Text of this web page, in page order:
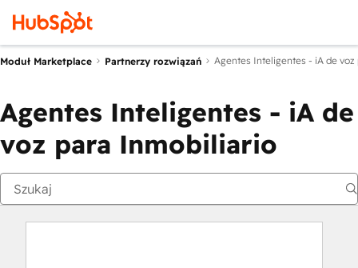
Moduł Marketplace Partnerzy rozwiązań Agentes Inteligentes - iA de voz
Agentes Inteligentes - iA de
voz para Inmobiliario